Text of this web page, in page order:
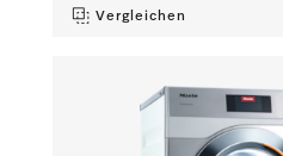
Vergleichen